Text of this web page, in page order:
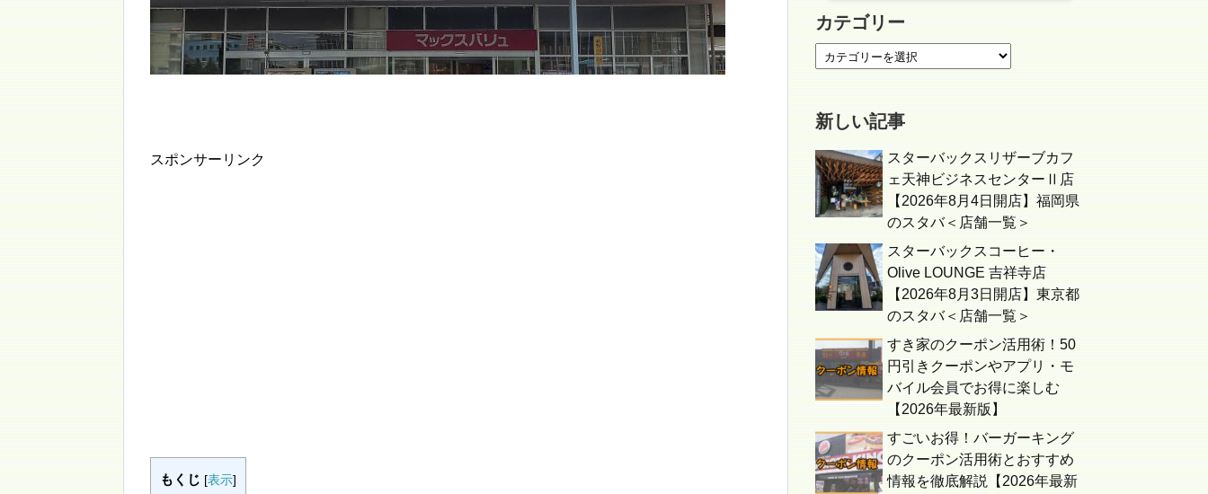
スポンサーリンク
もくじ [表示]
カテゴリー
新しい記事
スターバックスリザーブカフ
ェ天神ビジネスセンターⅡ店
【2026年8月4日開店】福岡県
のスタバ＜店舗一覧＞
スターバックスコーヒー・
Olive LOUNGE 吉祥寺店
【2026年8月3日開店】東京都
のスタバ＜店舗一覧＞
すき家のクーポン活用術！50
円引きクーポンやアプリ・モ
バイル会員でお得に楽しむ
【2026年最新版】
すごいお得！バーガーキング
のクーポン活用術とおすすめ
情報を徹底解説【2026年最新